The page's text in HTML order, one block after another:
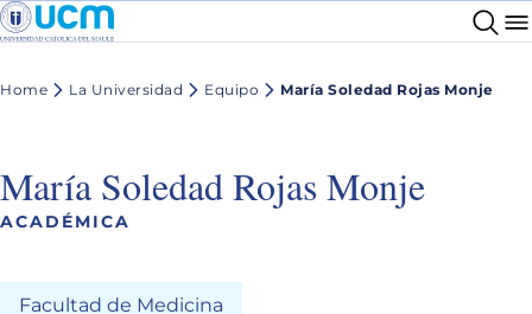
Home La Universidad Equipo María Soledad Rojas Monje
María Soledad Rojas Monje
ACADÉMICA
Facultad de Medicina